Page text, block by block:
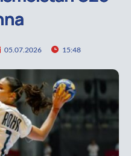
05.07.2026 15:48